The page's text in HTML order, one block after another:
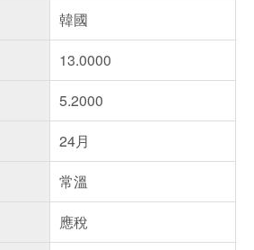
韓國
13.0000
5.2000
24月
常溫
應稅